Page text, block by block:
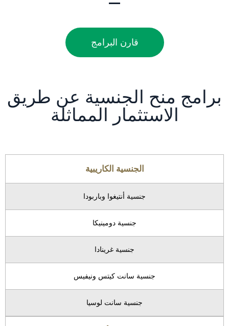
قارن البرامج
برامج منح الجنسية عن طريق
الاستثمار المماثلة
الجنسية الكاريبية
جنسية أنتيغوا وباربودا
جنسية دومينيكا
جنسية غرينادا
جنسية سانت كيتس ونيفيس
جنسية سانت لوسيا